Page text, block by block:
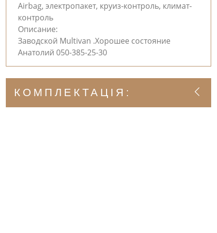
Airbag, электропакет, круиз-контроль, климат-
контроль
Описание:
Заводской Multivan .Хорошее состояние
Анатолий 050-385-25-30
КОМПЛЕКТАЦІЯ: